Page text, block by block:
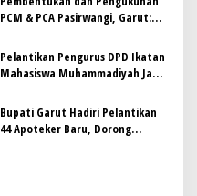
PCM & PCA Pasirwangi, Garut:
Berkemajuan
Pelantikan Pengurus DPD Ikatan
Mahasiswa Muhammadiyah Jawa
Digelar
Bupati Garut Hadiri Pelantikan
44 Apoteker Baru, Dorong